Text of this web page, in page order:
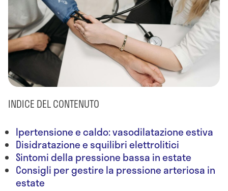
INDICE DEL CONTENUTO
Ipertensione e caldo: vasodilatazione estiva
Disidratazione e squilibri elettrolitici
Sintomi della pressione bassa in estate
Consigli per gestire la pressione arteriosa in
estate